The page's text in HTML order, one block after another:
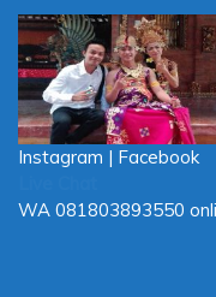
Instagram | Facebook
WA 081803893550